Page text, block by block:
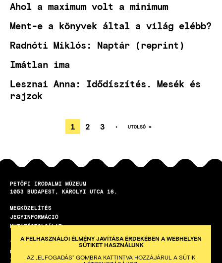
Ahol a maximum volt a minimum
Ment-e a könyvek által a világ elébb?
Radnóti Miklós: Naptár (reprint)
Imátlan ima
Lesznai Anna: Idődíszítés. Mesék és
rajzok
OLDALSZÁMOZÁS
JELENLEGI
OLDAL
1 OLDAL
2 OLDAL
3
KÖVETKEZŐ
›
UTOLSÓ
UTOLSÓ »
PETŐFI IRODALMI MÚZEUM
1053
BUDAPEST KÁROLYI UTCA 16.
LÁBLÉC
MEGKÖZELÍTÉS
JEGYINFORMÁCIÓ
KUTATÓSZOLGÁLAT
TEREMBÉRLET
ÖNKÉNTES PROGRAM
ISKOLAI KÖZÖSSÉGI SZOLGÁLAT
A FELHASZNÁLÓI ÉLMÉNY JAVÍTÁSA ÉRDEKÉBEN A WEBHELYEN
SÜTIKET HASZNÁLUNK
AZ „ELFOGADÁS” GOMBRA KATTINTVA HOZZÁJÁRUL A SÜTIK